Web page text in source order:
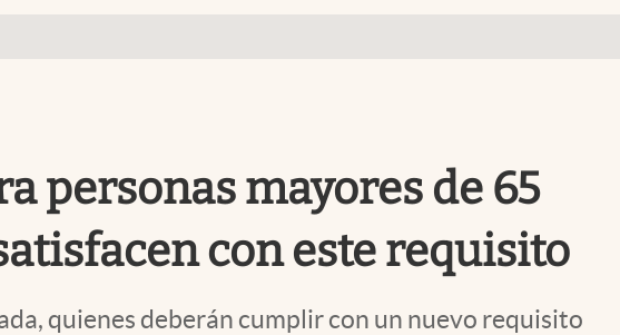
personas mayores de 65
con este requisito
quienes deberán cumplir con un nuevo requisito